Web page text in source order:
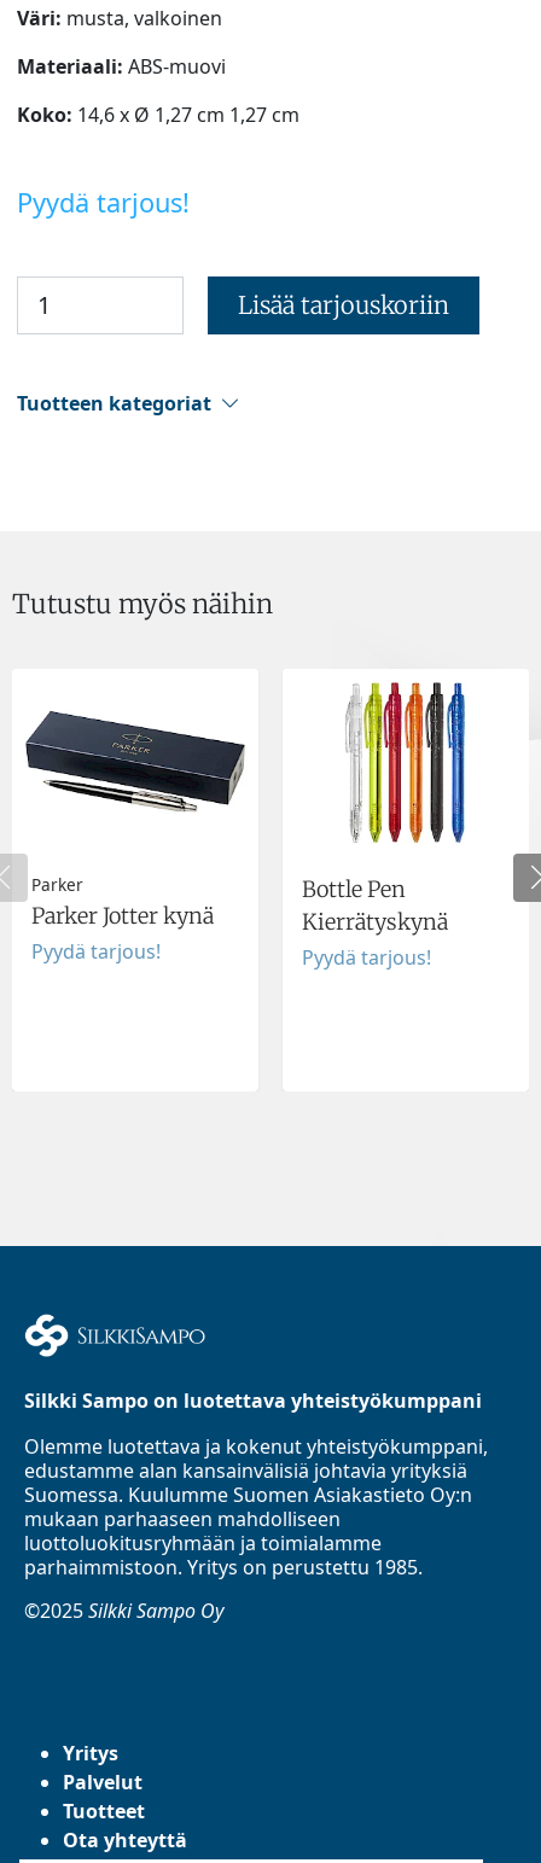
Väri: musta, valkoinen
Materiaali: ABS-muovi
Koko: 14,6 x Ø 1,27 cm 1,27 cm
Pyydä tarjous!
Lisää tarjouskoriin
Tuotteen kategoriat
Tutustu myös näihin
Parker
Parker Jotter kynä
Pyydä tarjous!
Bottle Pen
Kierrätyskynä
Pyydä tarjous!
Silkki Sampo on luotettava yhteistyökumppani
Olemme luotettava ja kokenut yhteistyökumppani,
edustamme alan kansainvälisiä johtavia yrityksiä
Suomessa. Kuulumme Suomen Asiakastieto Oy:n
mukaan parhaaseen mahdolliseen
luottoluokitusryhmään ja toimialamme
parhaimmistoon. Yritys on perustettu 1985.
©2025Silkki Sampo Oy
Yritys
Palvelut
Tuotteet
Ota yhteyttä